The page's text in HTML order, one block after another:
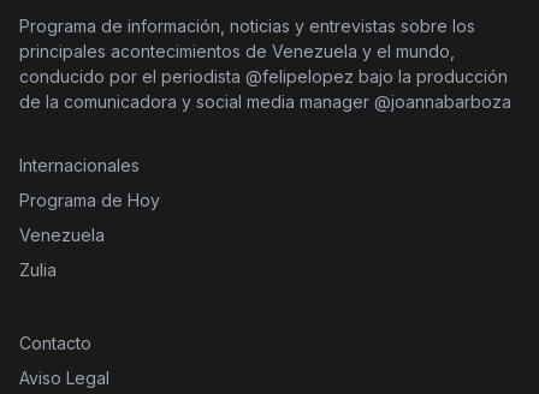
Programa de información, noticias y entrevistas sobre los
principales acontecimientos de Venezuela y el mundo,
conducido por el periodista @felipelopez bajo la producción
de la comunicadora y social media manager @joannabarboza
Internacionales
Programa de Hoy
Venezuela
Zulia
Contacto
Aviso Legal